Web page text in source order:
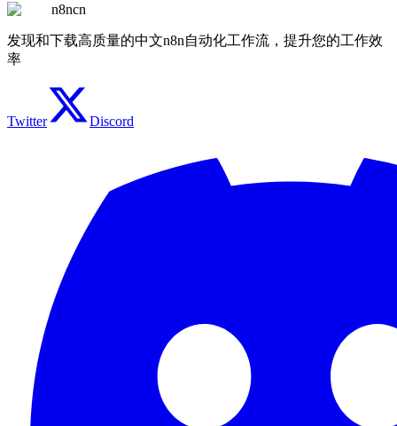
n8ncn
发现和下载高质量的中文n8n自动化工作流，提升您的工作效
率
Twitter Discord